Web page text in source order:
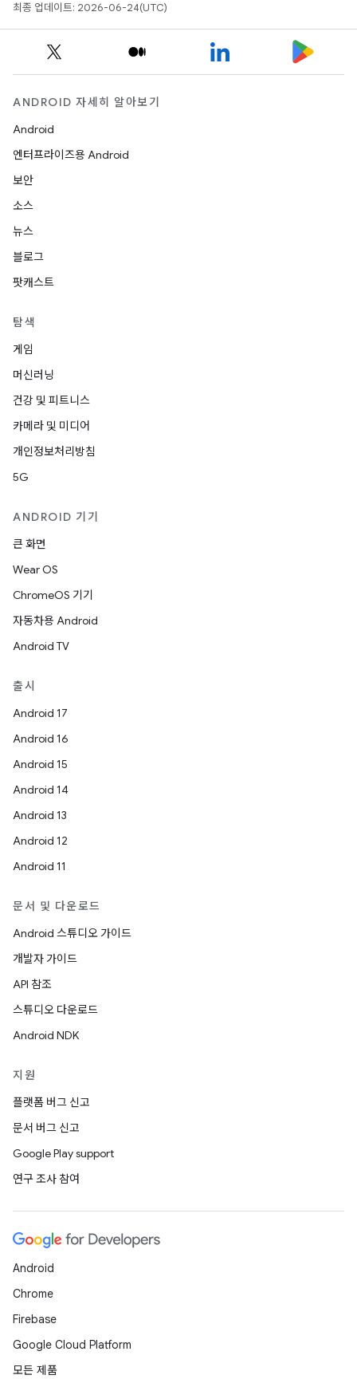
최종 업데이트: 2026-06-24(UTC)
ANDROID 자세히 알아보기
Android
엔터프라이즈용 Android
보안
소스
뉴스
블로그
팟캐스트
탐색
게임
머신러닝
건강 및 피트니스
카메라 및 미디어
개인정보처리방침
5G
ANDROID 기기
큰 화면
Wear OS
ChromeOS 기기
자동차용 Android
Android TV
출시
Android 17
Android 16
Android 15
Android 14
Android 13
Android 12
Android 11
문서 및 다운로드
Android 스튜디오 가이드
개발자 가이드
API 참조
스튜디오 다운로드
Android NDK
지원
플랫폼 버그 신고
문서 버그 신고
Google Play support
연구 조사 참여
Android
Chrome
Firebase
Google Cloud Platform
모든 제품